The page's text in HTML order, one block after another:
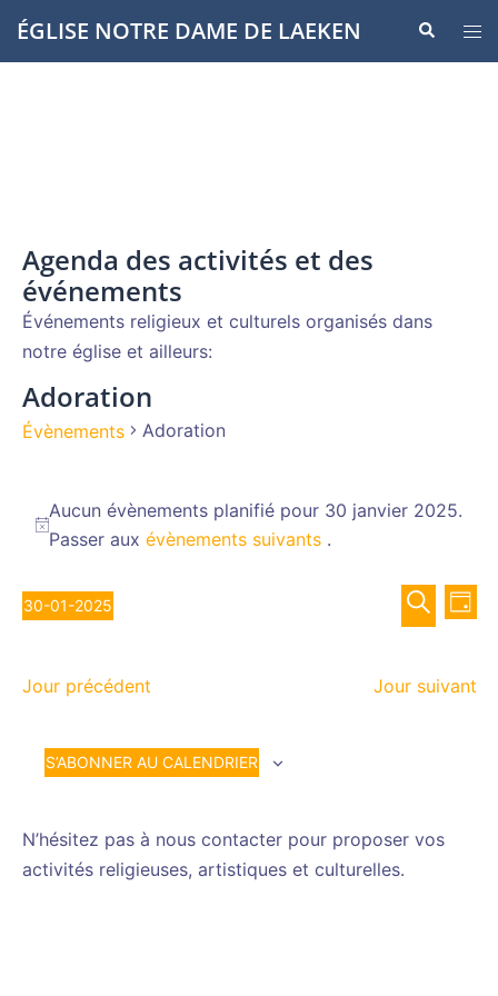
Aller
auÉGLISE NOTRE DAME DE LAEKEN
le
Agenda des activités et des
événements
Événements religieux et culturels organisés dans
notre église et ailleurs:
Adoration
Évènements Adoration
for
30
2025
Notice
Aucun évènements planifié pour 30 janvier 2025.
Passer auxévènements suivants .
et
de
de
JOUR
30-01-2025
date.
Jour précédent Jour suivant
S’ABONNER AU CALENDRIER
N’hésitez pas à nous contacter pour proposer vos
activités religieuses, artistiques et culturelles.